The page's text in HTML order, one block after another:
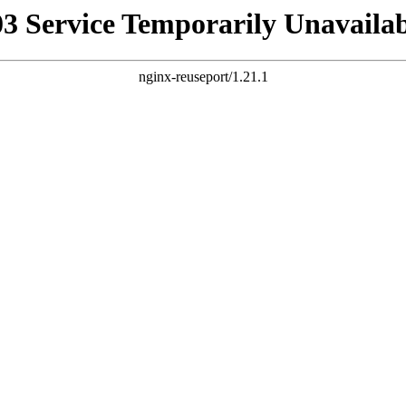
Service Temporarily
nginx-reuseport/1.21.1